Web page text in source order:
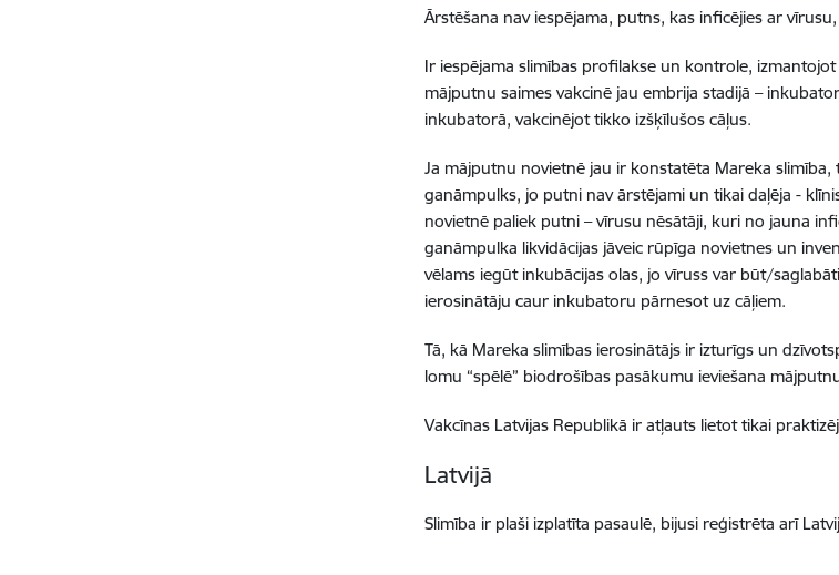
Ārstēšana nav iespējama, putns, kas inficējies ar
Ir iespējama slimības profilakse un kontrole,
mājputnu saimes vakcinē jau embrija stadijā –
inkubatorā, vakcinējot tikko izšķīlušos cāļus.
Ja mājputnu novietnē jau ir konstatēta Mareka
ganāmpulks, jo putni nav ārstējami un tikai daļēja -
novietnē paliek putni – vīrusu nēsātāji, kuri no jauna
ganāmpulka likvidācijas jāveic rūpīga novietnes un
vēlams iegūt inkubācijas olas, jo vīruss var būt/
ierosinātāju caur inkubatoru pārnesot uz cāļiem.
Tā, kā Mareka slimības ierosinātājs ir izturīgs un
lomu “spēlē” biodrošības pasākumu ieviešana
Vakcīnas Latvijas Republikā ir atļauts lietot tikai
Latvijā
Slimība ir plaši izplatīta pasaulē, bijusi reģistrēta arī